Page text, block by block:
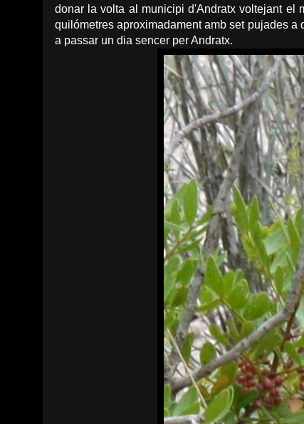
donar la volta al municipi d'Andratx voltejant el
quilómetres aproximadament amb set pujades
a passar un dia sencer per Andratx.